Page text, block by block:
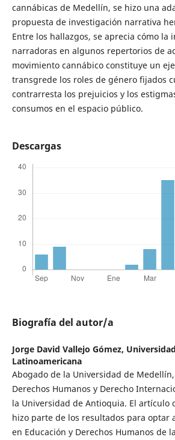
cannábicas de Medellín, se hizo una
propuesta de investigación narrativa
Entre los hallazgos, se aprecia cómo la
narradoras en algunos repertorios de
movimiento cannábico constituye un
transgrede los roles de género fijados
contrarresta los prejuicios y los
consumos en el espacio público.
Descargas
Biografía del autor/a
Jorge David Vallejo Gómez,
Latinoamericana
Abogado de la Universidad de
Derechos Humanos y Derecho
la Universidad de Antioquia. El artículo
hizo parte de los resultados para optar
en Educación y Derechos Humanos de